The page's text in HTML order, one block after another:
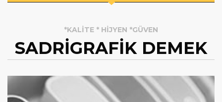
*KALİTE * HİJYEN *GÜVEN
SADRİGRAFİK DEMEK